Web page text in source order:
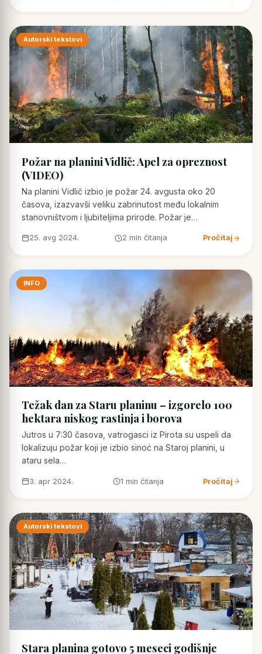
Autorski tekstovi
Požar na planini Vidlič: Apel za opreznost
(VIDEO)
Na planini Vidlič izbio je požar 24. avgusta oko 20
časova, izazvavši veliku zabrinutost među lokalnim
stanovništvom i ljubiteljima prirode. Požar je…
25. avg 2024. 2 min čitanja Pročitaj
INFO
Težak dan za Staru planinu – izgorelo 100
hektara niskog rastinja i borova
Jutros u 7:30 časova, vatrogasci iz Pirota su uspeli da
lokalizuju požar koji je izbio sinoć na Staroj planini, u
ataru sela…
3. apr 2024. 1 min čitanja Pročitaj
Autorski tekstovi
Stara planina gotovo 5 meseci godišnje